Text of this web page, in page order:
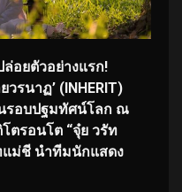
ล่อยตัวอย่างแรก!
รนาฏ’ (INHERIT)
รอบปฐมทัศน์โลก ณ
ตรอนโต “จุ๋ย วรัท
แม่ชี นำทีมนักแสดง